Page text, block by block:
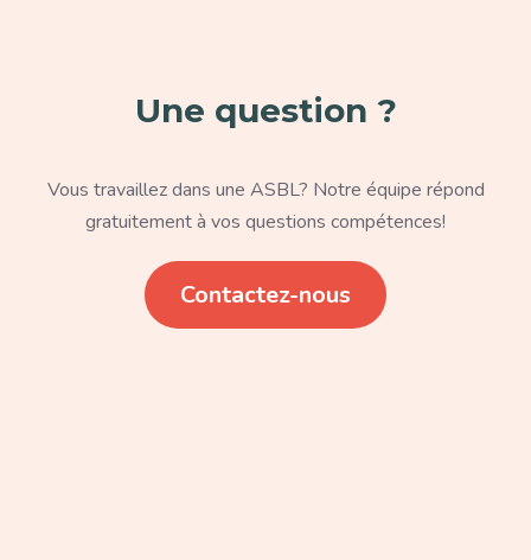
Une question ?
Vous travaillez dans une ASBL? Notre équipe répond
gratuitement à vos questions compétences!
Contactez-nous